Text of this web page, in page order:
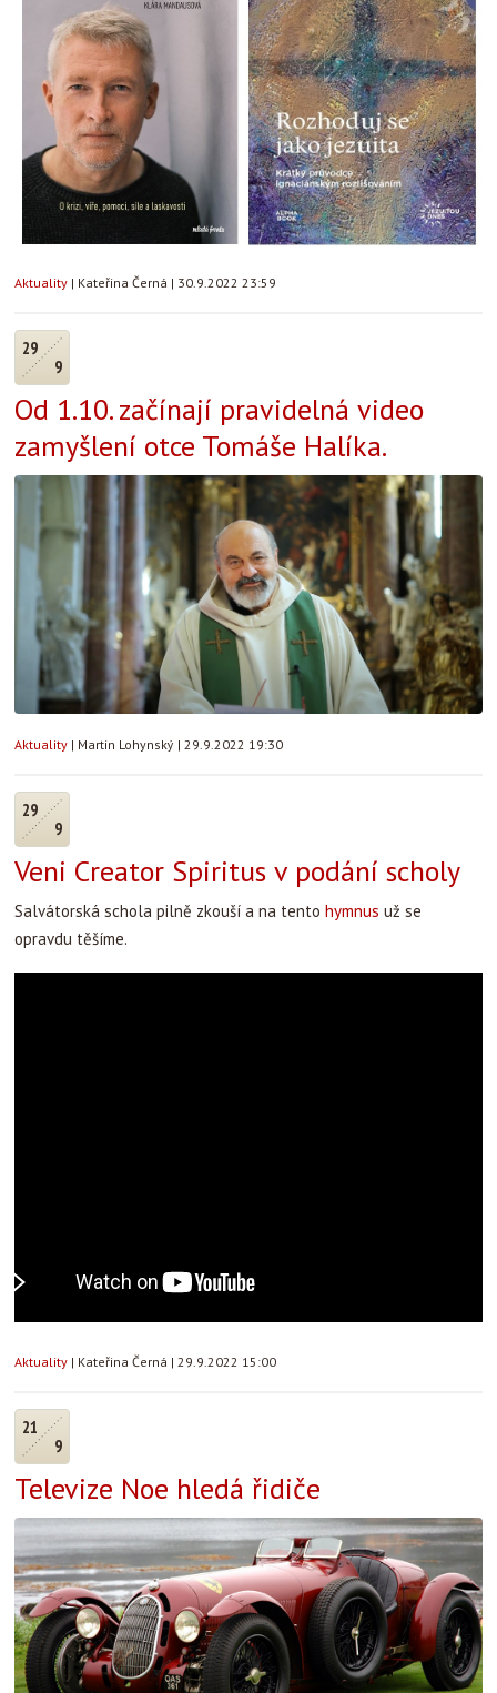
Aktuality | Kateřina Černá | 30.9.2022 23:59
29
9
Od 1.10. začínají pravidelná video
zamyšlení otce Tomáše Halíka.
Aktuality | Martin Lohynský | 29.9.2022 19:30
29
9
Veni Creator Spiritus v podání scholy
Salvátorská schola pilně zkouší a na tento hymnus už se
opravdu těšíme.
Aktuality | Kateřina Černá | 29.9.2022 15:00
21
9
Televize Noe hledá řidiče